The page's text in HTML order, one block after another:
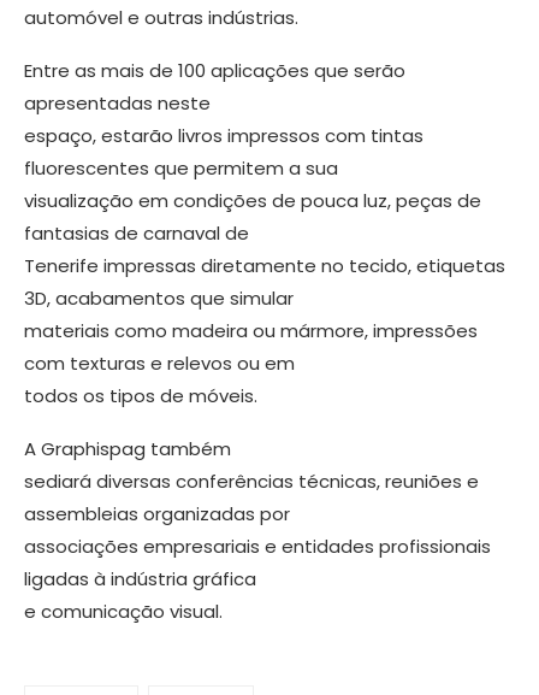
automóvel e outras indústrias.
Entre as mais de 100 aplicações que serão
apresentadas neste
espaço, estarão livros impressos com tintas
fluorescentes que permitem a sua
visualização em condições de pouca luz, peças de
fantasias de carnaval de
Tenerife impressas diretamente no tecido, etiquetas
3D, acabamentos que simular
materiais como madeira ou mármore, impressões
com texturas e relevos ou em
todos os tipos de móveis.
A Graphispag também
sediará diversas conferências técnicas, reuniões e
assembleias organizadas por
associações empresariais e entidades profissionais
ligadas à indústria gráfica
e comunicação visual.